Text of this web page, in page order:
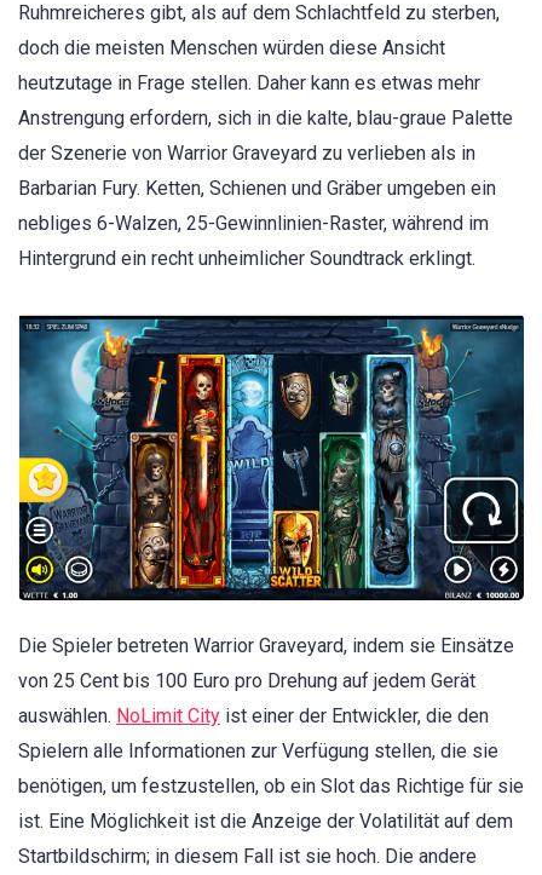
Ruhmreicheres gibt, als auf dem Schlachtfeld zu sterben,
doch die meisten Menschen würden diese Ansicht
heutzutage in Frage stellen. Daher kann es etwas mehr
Anstrengung erfordern, sich in die kalte, blau-graue Palette
der Szenerie von Warrior Graveyard zu verlieben als in
Barbarian Fury. Ketten, Schienen und Gräber umgeben ein
nebliges 6-Walzen, 25-Gewinnlinien-Raster, während im
Hintergrund ein recht unheimlicher Soundtrack erklingt.
Die Spieler betreten Warrior Graveyard, indem sie Einsätze
von 25 Cent bis 100 Euro pro Drehung auf jedem Gerät
auswählen. NoLimit City ist einer der Entwickler, die den
Spielern alle Informationen zur Verfügung stellen, die sie
benötigen, um festzustellen, ob ein Slot das Richtige für sie
ist. Eine Möglichkeit ist die Anzeige der Volatilität auf dem
Startbildschirm; in diesem Fall ist sie hoch. Die andere